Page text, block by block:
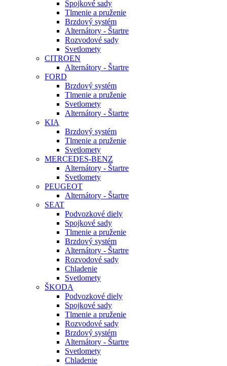
Spojkové sady
Tlmenie a pruženie
Brzdový systém
Alternátory - Štartre
Rozvodové sady
Svetlomety
CITROEN
Alternátory - Štartre
FORD
Brzdový systém
Tlmenie a pruženie
Svetlomety
Alternátory - Štartre
KIA
Brzdový systém
Tlmenie a pruženie
Svetlomety
MERCEDES-BENZ
Alternátory - Štartre
Svetlomety
PEUGEOT
Alternátory - Štartre
SEAT
Podvozkové diely
Spojkové sady
Tlmenie a pruženie
Brzdový systém
Alternátory - Štartre
Rozvodové sady
Chladenie
Svetlomety
ŠKODA
Podvozkové diely
Spojkové sady
Tlmenie a pruženie
Rozvodové sady
Brzdový systém
Alternátory - Štartre
Svetlomety
Chladenie